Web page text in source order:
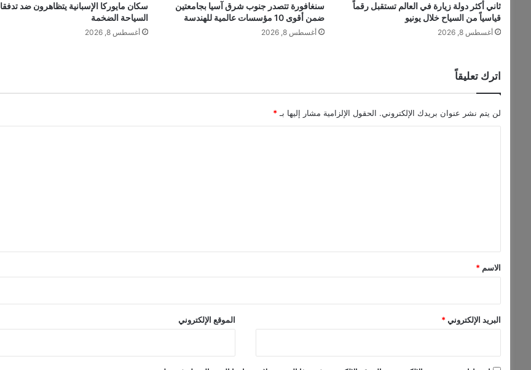
ثاني أكثر دولة زيارة في العالم تستقبل رقماً
قياسياً من السياح خلال يونيو
أغسطس 8, 2026
سنغافورة تتصدر جنوب شرق آسيا بجامعتين
ضمن أقوى 10 مؤسسات عالمية للهندسة
أغسطس 8, 2026
سكان مايوركا الإسبانية يتظاهرون ضد
السياحة الضخمة
أغسطس 8, 2026
اترك تعليقاً
لن يتم نشر عنوان بريدك الإلكتروني. الحقول الإلزامية مشار إليها بـ*
*
الاسم *
البريد الإلكتروني* الموقع الإلكتروني